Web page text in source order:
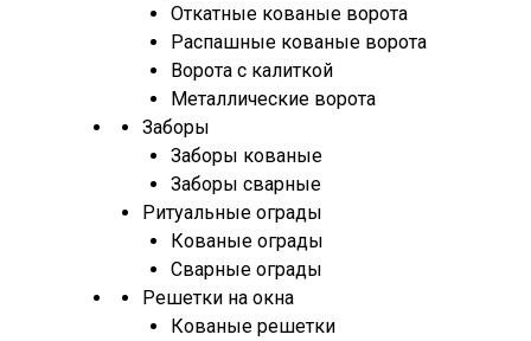
Откатные кованые ворота
Распашные кованые ворота
Ворота с калиткой
Металлические ворота
Заборы
Заборы кованые
Заборы сварные
Ритуальные ограды
Кованые ограды
Сварные ограды
Решетки на окна
Кованые решетки